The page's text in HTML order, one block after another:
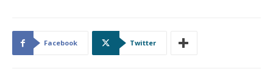
Facebook Twitter